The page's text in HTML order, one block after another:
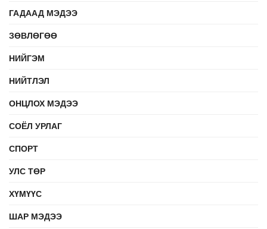
ГАДААД МЭДЭЭ
ЗӨВЛӨГӨӨ
НИЙГЭМ
НИЙТЛЭЛ
ОНЦЛОХ МЭДЭЭ
СОЁЛ УРЛАГ
СПОРТ
УЛС ТӨР
ХҮМҮҮС
ШАР МЭДЭЭ